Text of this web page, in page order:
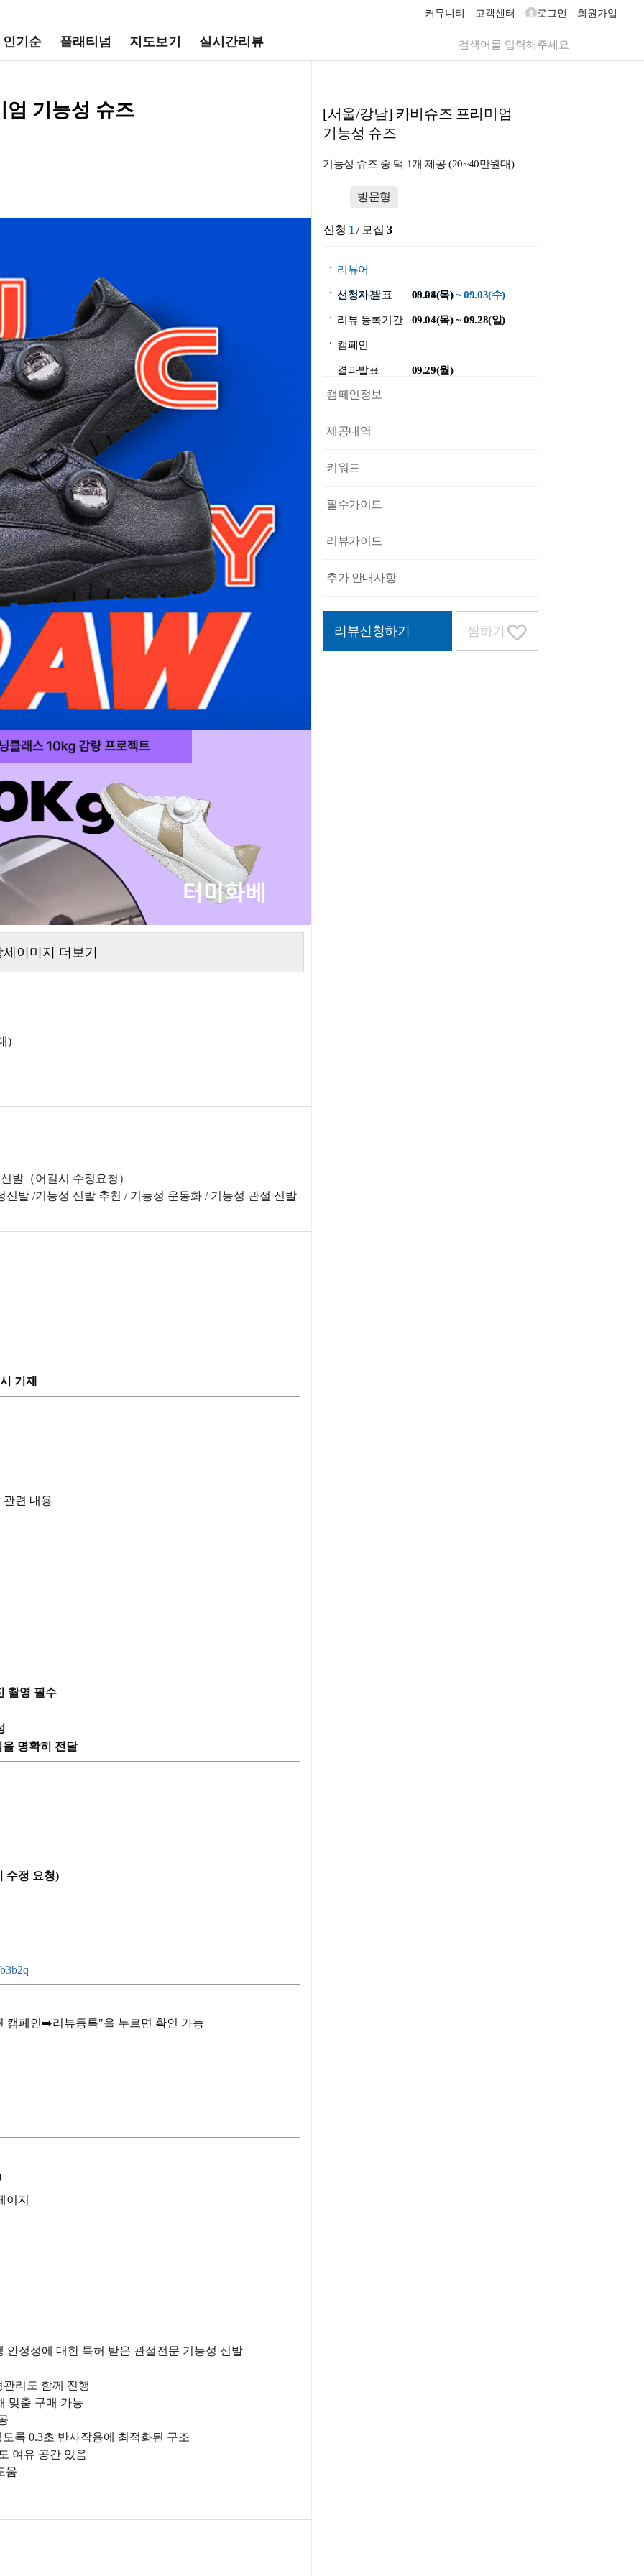
인기순 플래티넘 지도보기 실시간리뷰
커뮤니티 고객센터 로그인 회원가입
엄 기능성 슈즈
이미지 더보기
)
발（어길시 수정요청）
발 /기능성 신발 추천 / 기능성 운동화 / 기능성 관절 신발
기재
관련 내용
촬영 필수
명확히 전달
수정 요청)
페인➡️리뷰등록"을 누르면 확인 가능
이지
안정성에 대한 특허 받은 관절전문 기능성 신발
리도 함께 진행
맞춤 구매 가능
록 0.3초 반사작용에 최적화된 구조
여유 공간 있음
움
[서울/강남] 카비슈즈 프리미엄
기능성 슈즈
기능성 슈즈 중 택 1개 제공 (20~40만원대)
방문형
신청 1 / 모집3
리뷰어
신청기간 08.28(목) ~ 09.03(수)
선정자 발표 09.04(목)
리뷰 등록기간 09.04(목) ~ 09.28(일)
캠페인
결과발표 09.29(월)
캠페인정보
제공내역
키워드
필수가이드
리뷰가이드
추가 안내사항
리뷰신청하기 찜하기